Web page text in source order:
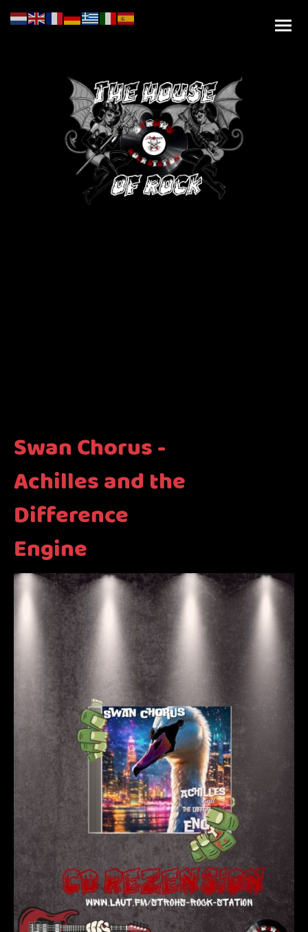
Swan Chorus -
Achilles and the
Difference
Engine